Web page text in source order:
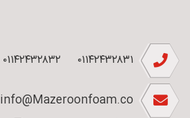
۰۱۱۴۲۴۳۲۸۳۱ ۰۱۱۴۲۴۳۲۸۳۲
info@Mazeroonfoam.co